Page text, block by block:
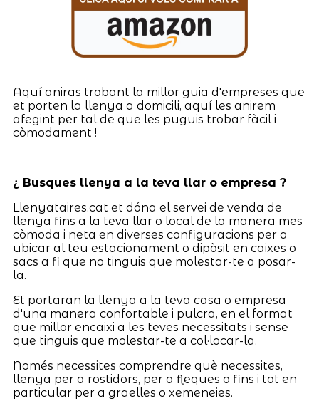
Aquí aniras trobant la millor guia d'empreses que
et porten la llenya a domicili, aquí les anirem
afegint per tal de que les puguis trobar fàcil i
còmodament !
¿ Busques llenya a la teva llar o empresa ?
Llenyataires.cat et dóna el servei de venda de
llenya fins a la teva llar o local de la manera mes
còmoda i neta en diverses configuracions per a
ubicar al teu estacionament o dipòsit en caixes o
sacs a fi que no tinguis que molestar-te a posar-
la.
Et portaran la llenya a la teva casa o empresa
d'una manera confortable i pulcra, en el format
que millor encaixi a les teves necessitats i sense
que tinguis que molestar-te a col·locar-la.
Només necessites comprendre què necessites,
llenya per a rostidors, per a fleques o fins i tot en
particular per a graelles o xemeneies.